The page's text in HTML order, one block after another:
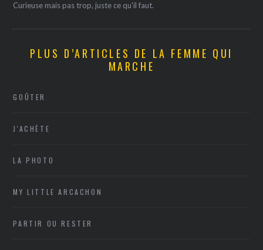
Curieuse mais pas trop, juste ce qu'il faut.
PLUS D’ARTICLES DE LA FEMME QUI
MARCHE
GOÛTER
J'ACHÈTE
LA PHOTO
MY LITTLE ARCACHON
PARTIR OU RESTER